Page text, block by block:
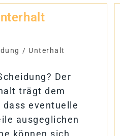
/ Unterhalt
Der
trägt dem
dass eventuelle
ausgeglichen
können sich